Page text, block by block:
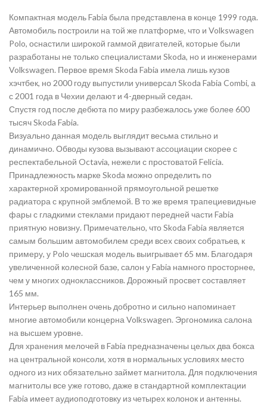
Компактная модель Fabia была представлена в конце 1999 года.
Автомобиль построили на той же платформе, что и Volkswagen
Polo, оснастили широкой гаммой двигателей, которые были
разработаны не только специалистами Skoda, но и инженерами
Volkswagen. Первое время Skoda Fabia имела лишь кузов
хэчтбек, но 2000 году выпустили универсал Skoda Fabia Combi, а
с 2001 года в Чехии делают и 4-дверный седан.
Спустя год после дебюта по миру разбежалось уже более 600
тысяч Skoda Fabia.
Визуально данная модель выглядит весьма стильно и
динамично. Обводы кузова вызывают ассоциации скорее с
респектабельной Octavia, нежели с простоватой Felicia.
Принадлежность марке Skoda можно определить по
характерной хромированной прямоугольной решетке
радиатора с крупной эмблемой. В то же время трапециевидные
фары с гладкими стеклами придают передней части Fabia
приятную новизну. Примечательно, что Skoda Fabia является
самым большим автомобилем среди всех своих собратьев, к
примеру, у Polo чешская модель выигрывает 65 мм. Благодаря
увеличенной колесной базе, салон у Fabia намного просторнее,
чем у многих одноклассников. Дорожный просвет составляет
165 мм.
Интерьер выполнен очень добротно и сильно напоминает
многие автомобили концерна Volkswagen. Эргономика салона
на высшем уровне.
Для хранения мелочей в Fabia предназначены целых два бокса
на центральной консоли, хотя в нормальных условиях место
одного из них обязательно займет магнитола. Для подключения
магнитолы все уже готово, даже в стандартной комплектации
Fabia имеет аудиоподготовку из четырех колонок и антенны.